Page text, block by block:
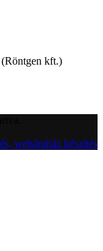
kft.)